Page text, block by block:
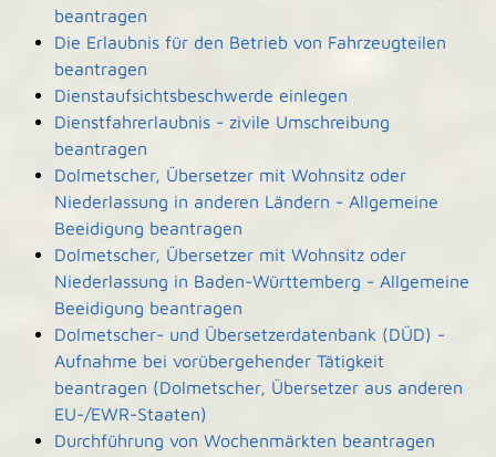
beantragen
Die Erlaubnis für den Betrieb von Fahrzeugteilen
beantragen
Dienstaufsichtsbeschwerde einlegen
Dienstfahrerlaubnis - zivile Umschreibung
beantragen
Dolmetscher, Übersetzer mit Wohnsitz oder
Niederlassung in anderen Ländern - Allgemeine
Beeidigung beantragen
Dolmetscher, Übersetzer mit Wohnsitz oder
Niederlassung in Baden-Württemberg - Allgemeine
Beeidigung beantragen
Dolmetscher- und Übersetzerdatenbank (DÜD) -
Aufnahme bei vorübergehender Tätigkeit
beantragen (Dolmetscher, Übersetzer aus anderen
EU-/EWR-Staaten)
Durchführung von Wochenmärkten beantragen